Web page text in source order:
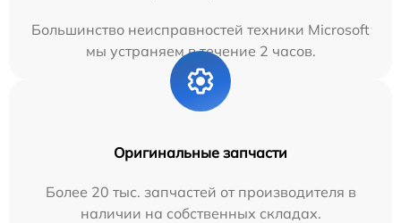
Большинство неисправностей техники Microsoft
мы устраняем в течение 2 часов.
Оригинальные запчасти
Более 20 тыс. запчастей от производителя в
наличии на собственных складах.